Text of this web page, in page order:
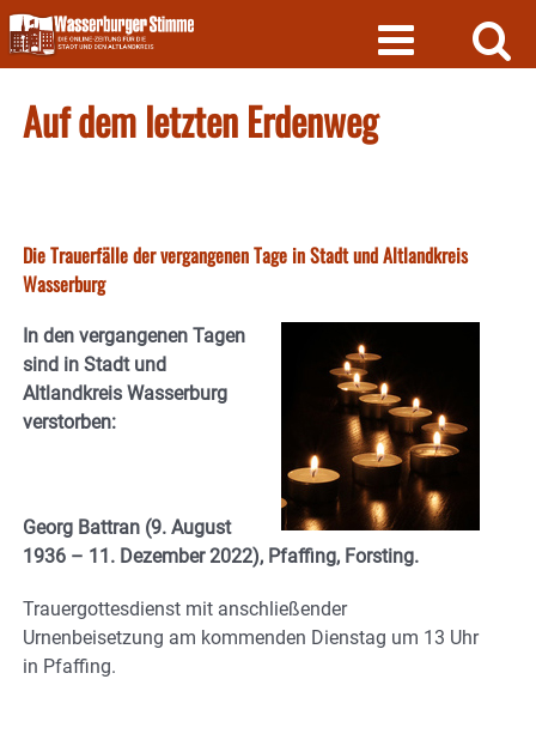
Skip
to
content
Auf dem letzten Erdenweg
Die Trauerfälle der vergangenen Tage in Stadt und Altlandkreis
Wasserburg
In den vergangenen Tagen
sind in Stadt und
Altlandkreis Wasserburg
verstorben:
Georg Battran (9. August
1936 – 11. Dezember 2022), Pfaffing, Forsting.
Trauergottesdienst mit anschließender
Urnenbeisetzung am kommenden Dienstag um 13 Uhr
in Pfaffing.